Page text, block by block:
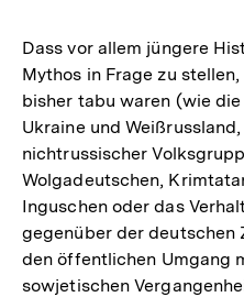
Dass vor allem jüngere
Mythos in Frage zu
bisher tabu waren (wie
Ukraine und
nichtrussischer
Wolgadeutschen,
Inguschen oder das
gegenüber der deutschen
den öffentlichen Umgang
sowjetischen